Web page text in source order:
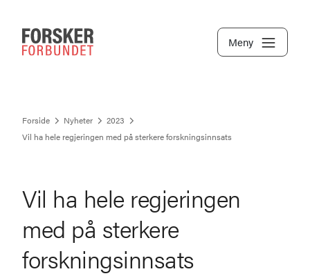
Meny
Forside Nyheter
2023
Vil ha hele regjeringen med på sterkere forskningsinnsats
Vil ha hele regjeringen
med på sterkere
forskningsinnsats